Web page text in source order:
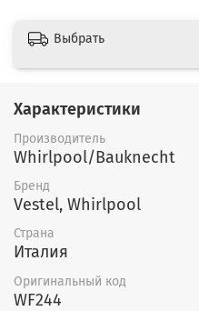
Выбрать
Характеристики
Производитель
Whirlpool/Bauknecht
Бренд
Vestel, Whirlpool
Страна
Италия
Оригинальный код
WF244